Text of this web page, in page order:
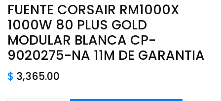
FUENTE CORSAIR RM1000X
1000W 80 PLUS GOLD
MODULAR BLANCA CP-
9020275-NA 11M DE GARANTIA
$ 3,365.00